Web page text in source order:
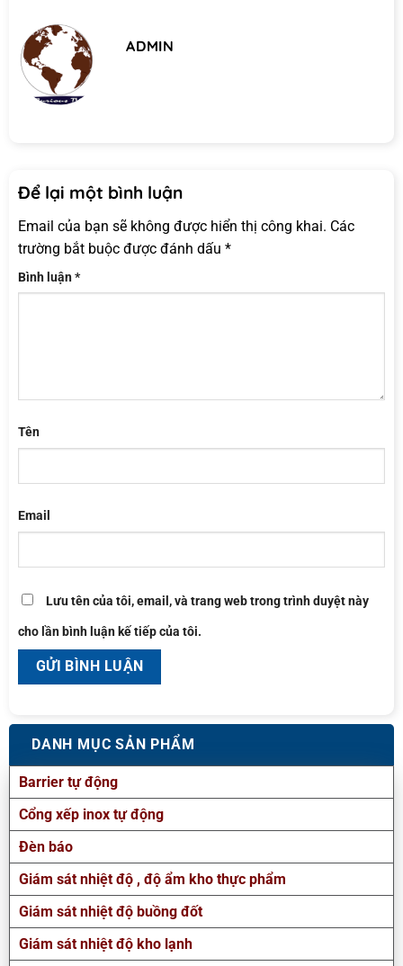
ADMIN
Để lại một bình luận
Email của bạn sẽ không được hiển thị công khai. Các
trường bắt buộc được đánh dấu *
Bình luận*
Tên
Email
Lưu tên của tôi, email, và trang web trong trình duyệt này
cho lần bình luận kế tiếp của tôi.
DANH MỤC SẢN PHẨM
Barrier tự động
Cổng xếp inox tự động
Đèn báo
Giám sát nhiệt độ , độ ẩm kho thực phẩm
Giám sát nhiệt độ buồng đốt
Giám sát nhiệt độ kho lạnh